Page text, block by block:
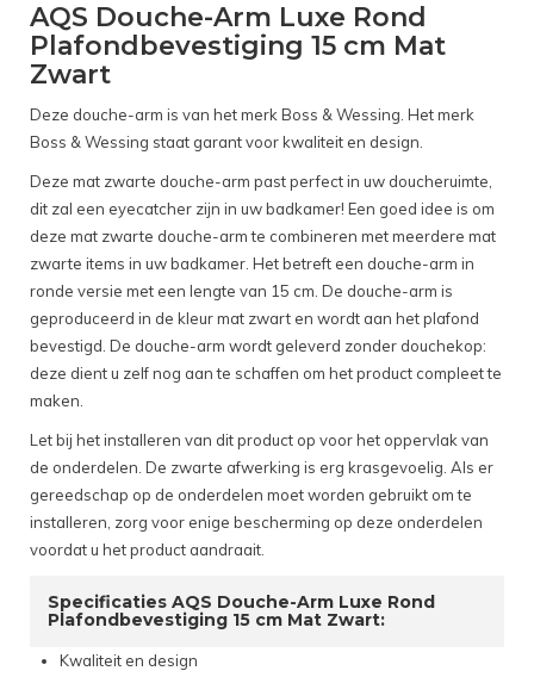
AQS Douche-Arm Luxe Rond
Plafondbevestiging 15 cm Mat
Zwart
Deze douche-arm is van het merk Boss & Wessing. Het merk
Boss & Wessing staat garant voor kwaliteit en design.
Deze mat zwarte douche-arm past perfect in uw doucheruimte,
dit zal een eyecatcher zijn in uw badkamer! Een goed idee is om
deze mat zwarte douche-arm te combineren met meerdere mat
zwarte items in uw badkamer. Het betreft een douche-arm in
ronde versie met een lengte van 15 cm. De douche-arm is
geproduceerd in de kleur mat zwart en wordt aan het plafond
bevestigd. De douche-arm wordt geleverd zonder douchekop:
deze dient u zelf nog aan te schaffen om het product compleet te
maken.
Let bij het installeren van dit product op voor het oppervlak van
de onderdelen. De zwarte afwerking is erg krasgevoelig. Als er
gereedschap op de onderdelen moet worden gebruikt om te
installeren, zorg voor enige bescherming op deze onderdelen
voordat u het product aandraait.
Specificaties AQS Douche-Arm Luxe Rond
Plafondbevestiging 15 cm Mat Zwart:
Kwaliteit en design